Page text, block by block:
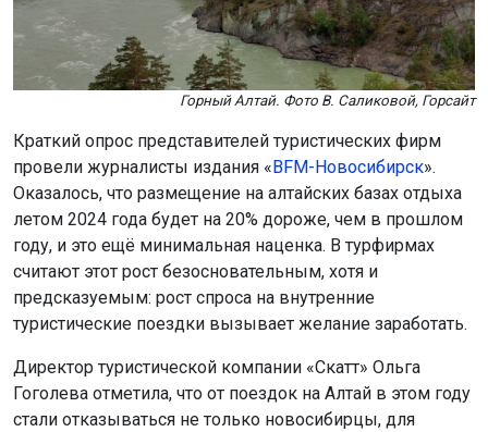
Горный Алтай. Фото В. Саликовой, Горсайт
Краткий опрос представителей туристических фирм
провели журналисты издания « BFM-Новосибирск».
Оказалось, что размещение на алтайских базах отдыха
летом 2024 года будет на 20% дороже, чем в прошлом
году, и это ещё минимальная наценка. В турфирмах
считают этот рост безосновательным, хотя и
предсказуемым: рост спроса на внутренние
туристические поездки вызывает желание заработать.
Директор туристической компании «Скатт» Ольга
Гоголева отметила, что от поездок на Алтай в этом году
стали отказываться не только новосибирцы, для